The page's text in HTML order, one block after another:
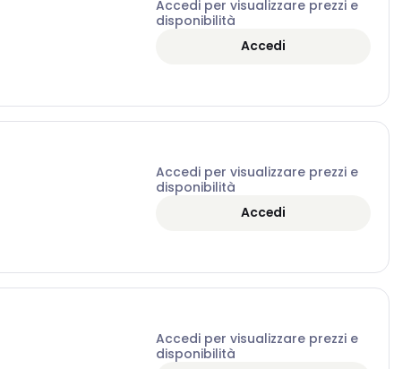
Accedi per visualizzare prezzi e
disponibilità
Accedi
Accedi per visualizzare prezzi e
disponibilità
Accedi
Accedi per visualizzare prezzi e
disponibilità